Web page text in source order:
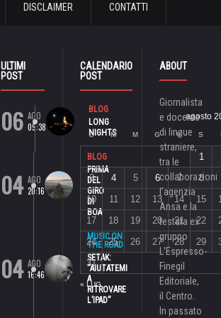
DISCLAIMER CONTATTI
ULTIMI
POST
06 AGO
09:38
BLOG
LONG
NIGHTS
04 AGO
20:16
BLOG
PRIMA
DEL
GIRO
DI
BOA
04 AGO
16:46
MUSIC ON
THE ROAD
SETAK:
“AIUTATEMI
A
RITROVARE
L’IPAD”
CALENDARIO
POST
agosto
L M M G V S
« LUG
1
3
4 5 6 7 8
10
11 12 13 14 15
17
18 19 20 21 22
24
25 26 27 28 29
31
ABOUT
Giornalista
e docente
di lingue
straniere,
tra le
collaborazioni
l’agenzia
Ansa e la
testata ex
gruppo
L’Espresso-
Finegil
Editoriale,
il Centro.
In passato